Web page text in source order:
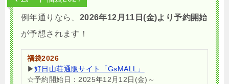
例年通りなら、 2026年12月11日(金)より予約開始
が予想されます！
福袋2026
▶好日山荘通販サイト「GsMALL」
☆予約開始日：2025年12月12日(金)～